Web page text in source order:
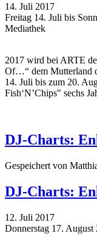
14. Juli 2017
Freitag 14. Juli bis
Mediathek
2017 wird bei ARTE
Of…“ dem Mutterland
14. Juli bis zum 20.
Fish‘N’Chips" sechs
DJ-Charts:
Gespeichert von
DJ-Charts:
12. Juli 2017
Donnerstag 17. August